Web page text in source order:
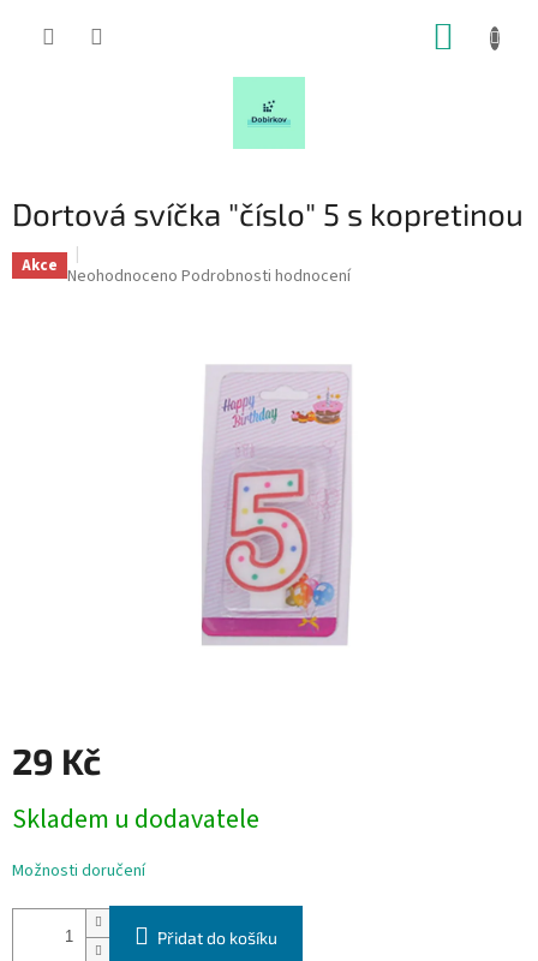
Dortová svíčka "číslo" 5 s kopretinou
Akce Průměrné
Neohodnoceno Podrobnosti hodnocení
29 Kč
cena:
Skladem u dodavatele
Možnosti doručení
Přidat do košíku